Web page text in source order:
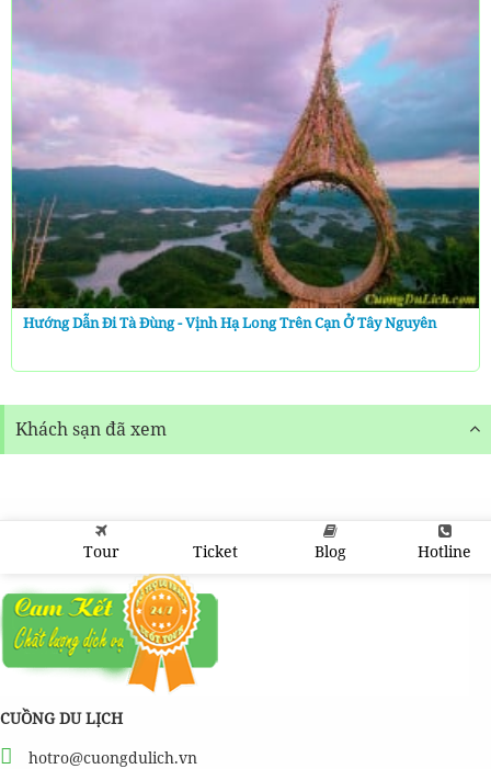
Hướng Dẫn Đi Tà Đùng - Vịnh Hạ Long Trên Cạn Ở Tây Nguyên
Khách sạn đã xem
Tour Ticket Blog Hotline
CUỒNG DU LỊCH
hotro@cuongdulich.vn